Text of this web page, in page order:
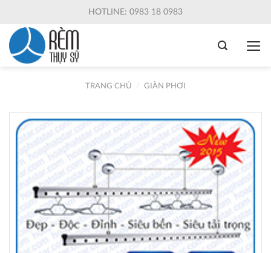
content
HOTLINE: 0983 18 0983
TRANG CHỦ GIÀN PHƠI